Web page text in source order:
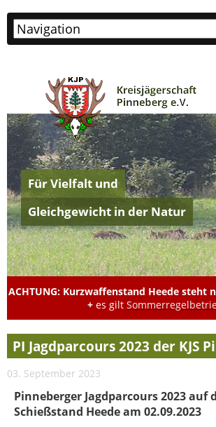
Zielseite
Für Vielfalt und
Gleichgewicht in der Natur
ACHTUNG: Kurzwaffenstand Heede steht
+ es gilt
PI Jagdparcours 2023 der KJS
03. September 2023
Pinneberger Jagdparcours 2023 auf
Schießstand Heede am 02.09.2023